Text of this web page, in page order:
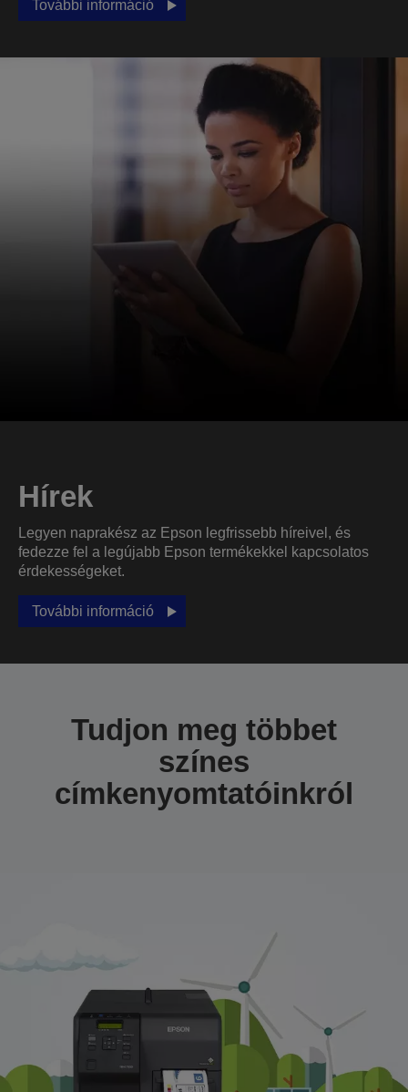
További információ
Hírek
Legyen naprakész az Epson legfrissebb híreivel, és
fedezze fel a legújabb Epson termékekkel kapcsolatos
érdekességeket.
További információ
Tudjon meg többet
színes
címkenyomtatóinkról